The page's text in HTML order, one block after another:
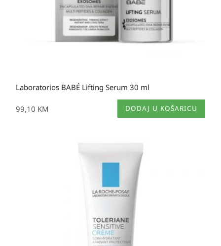
Laboratorios BABÉ Lifting Serum 30 ml
99,10 KM DODAJ U KOŠARICU